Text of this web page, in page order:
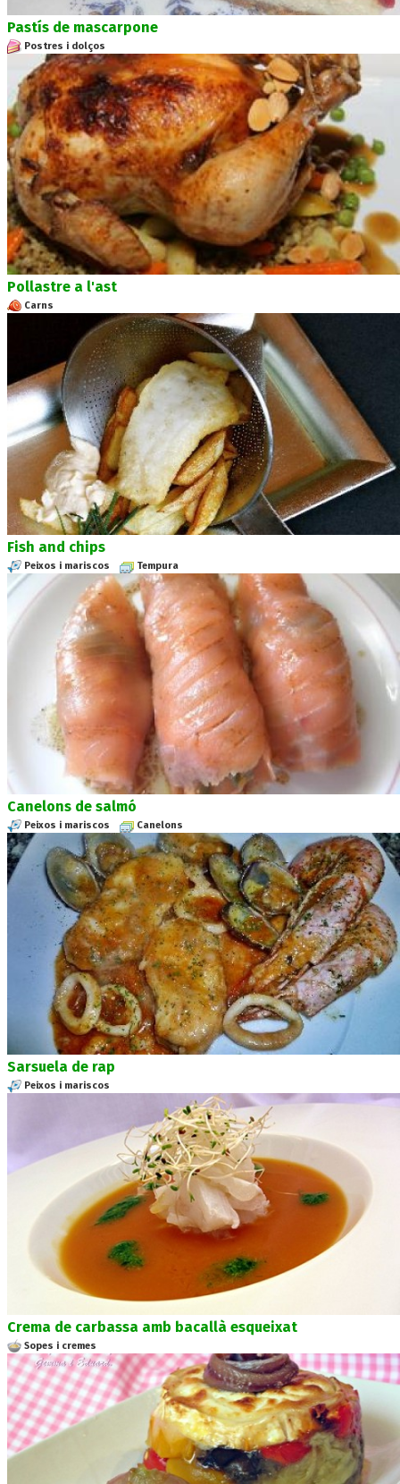
Pastís de mascarpone
Postres i dolços
Pollastre a l'ast
Carns
Fish and chips
Peixos i mariscos Tempura
Canelons de salmó
Peixos i mariscos Canelons
Sarsuela de rap
Peixos i mariscos
Crema de carbassa amb bacallà esqueixat
Sopes i cremes